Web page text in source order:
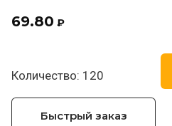
69.80 ₽
Количество: 120
Быстрый заказ